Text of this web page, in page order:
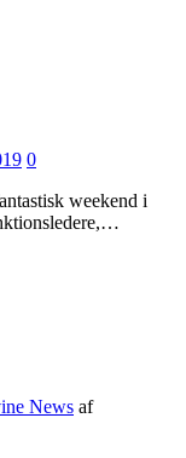
0
weekend i
News af